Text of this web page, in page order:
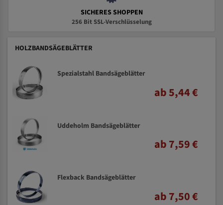
SICHERES SHOPPEN
256 Bit SSL-Verschlüsselung
HOLZBANDSÄGEBLÄTTER
Spezialstahl Bandsägeblätter
ab 5,44 €
Uddeholm Bandsägeblätter
ab 7,59 €
Flexback Bandsägeblätter
ab 7,50 €